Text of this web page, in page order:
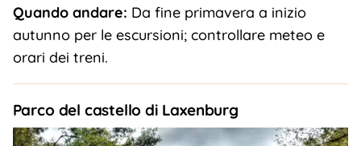
Quando andare: Da fine primavera a inizio
autunno per le escursioni; controllare meteo e
orari dei treni.
Parco del castello di Laxenburg